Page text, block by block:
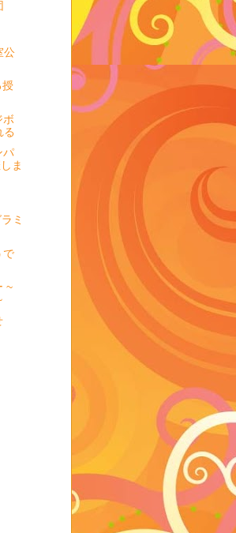
公
授
ボ
る
パ
ま
ミ
で
~